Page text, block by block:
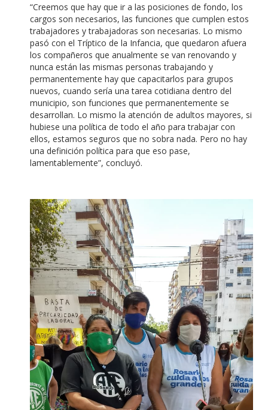
“Creemos que hay que ir a las posiciones de fondo, los
cargos son necesarios, las funciones que cumplen estos
trabajadores y trabajadoras son necesarias. Lo mismo
pasó con el Tríptico de la Infancia, que quedaron afuera
los compañeros que anualmente se van renovando y
nunca están las mismas personas trabajando y
permanentemente hay que capacitarlos para grupos
nuevos, cuando sería una tarea cotidiana dentro del
municipio, son funciones que permanentemente se
desarrollan. Lo mismo la atención de adultos mayores, si
hubiese una política de todo el año para trabajar con
ellos, estamos seguros que no sobra nada. Pero no hay
una definición política para que eso pase,
lamentablemente”, concluyó.